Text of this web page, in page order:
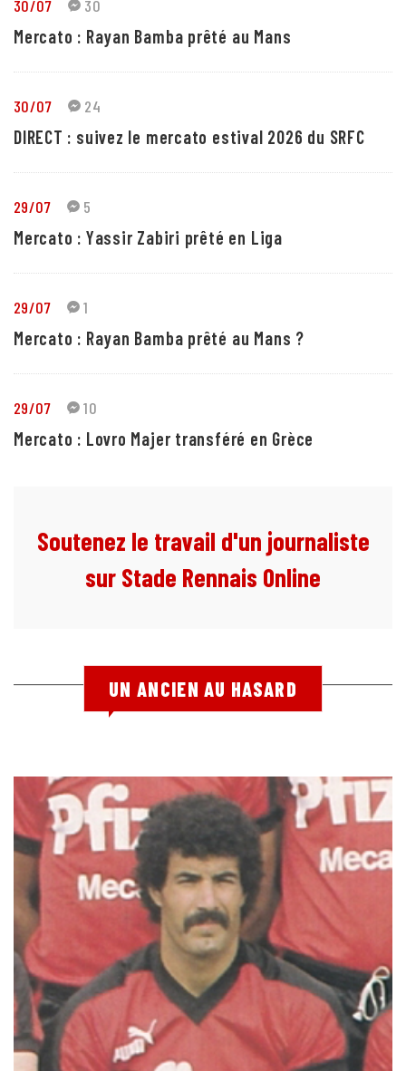
30/07 30
Mercato : Rayan Bamba prêté au Mans
30/07 24
DIRECT : suivez le mercato estival 2026 du SRFC
29/07 5
Mercato : Yassir Zabiri prêté en Liga
29/07 1
Mercato : Rayan Bamba prêté au Mans ?
29/07 10
Mercato : Lovro Majer transféré en Grèce
Soutenez le travail d'un journaliste
sur Stade Rennais Online
UN ANCIEN AU HASARD